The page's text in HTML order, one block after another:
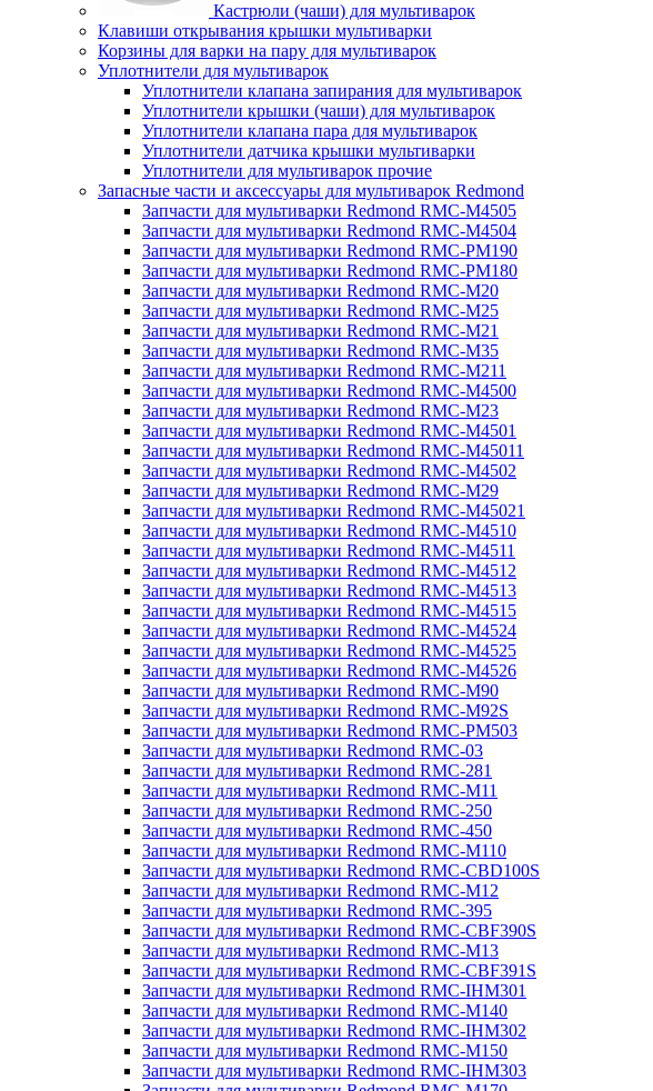
Кастрюли (чаши) для мультиварок
Клавиши открывания крышки мультиварки
Корзины для варки на пару для мультиварок
Уплотнители для мультиварок
Уплотнители клапана запирания для мультиварок
Уплотнители крышки (чаши) для мультиварок
Уплотнители клапана пара для мультиварок
Уплотнители датчика крышки мультиварки
Уплотнители для мультиварок прочие
Запасные части и аксессуары для мультиварок Redmond
Запчасти для мультиварки Redmond RMC-M4505
Запчасти для мультиварки Redmond RMC-M4504
Запчасти для мультиварки Redmond RMC-PM190
Запчасти для мультиварки Redmond RMC-PM180
Запчасти для мультиварки Redmond RMC-M20
Запчасти для мультиварки Redmond RMC-M25
Запчасти для мультиварки Redmond RMC-M21
Запчасти для мультиварки Redmond RMC-M35
Запчасти для мультиварки Redmond RMC-M211
Запчасти для мультиварки Redmond RMC-M4500
Запчасти для мультиварки Redmond RMC-M23
Запчасти для мультиварки Redmond RMC-M4501
Запчасти для мультиварки Redmond RMC-M45011
Запчасти для мультиварки Redmond RMC-M4502
Запчасти для мультиварки Redmond RMC-M29
Запчасти для мультиварки Redmond RMC-M45021
Запчасти для мультиварки Redmond RMC-M4510
Запчасти для мультиварки Redmond RMC-M4511
Запчасти для мультиварки Redmond RMC-M4512
Запчасти для мультиварки Redmond RMC-M4513
Запчасти для мультиварки Redmond RMC-M4515
Запчасти для мультиварки Redmond RMC-M4524
Запчасти для мультиварки Redmond RMC-M4525
Запчасти для мультиварки Redmond RMC-M4526
Запчасти для мультиварки Redmond RMC-M90
Запчасти для мультиварки Redmond RMC-M92S
Запчасти для мультиварки Redmond RMC-PM503
Запчасти для мультиварки Redmond RMC-03
Запчасти для мультиварки Redmond RMC-281
Запчасти для мультиварки Redmond RMC-M11
Запчасти для мультиварки Redmond RMC-250
Запчасти для мультиварки Redmond RMC-450
Запчасти для мультиварки Redmond RMC-M110
Запчасти для мультиварки Redmond RMC-CBD100S
Запчасти для мультиварки Redmond RMC-M12
Запчасти для мультиварки Redmond RMC-395
Запчасти для мультиварки Redmond RMC-CBF390S
Запчасти для мультиварки Redmond RMC-M13
Запчасти для мультиварки Redmond RMC-CBF391S
Запчасти для мультиварки Redmond RMC-IHM301
Запчасти для мультиварки Redmond RMC-M140
Запчасти для мультиварки Redmond RMC-IHM302
Запчасти для мультиварки Redmond RMC-M150
Запчасти для мультиварки Redmond RMC-IHM303